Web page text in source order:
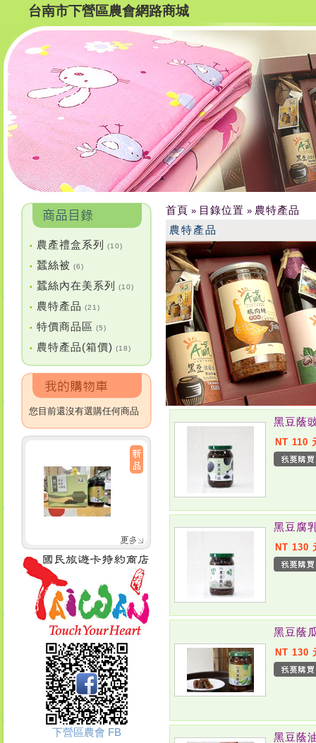
台南市下營區農會網路商城
• 農產禮盒系列 (10)
• 蠶絲被 (6)
• 蠶絲內在美系列 (10)
• 農特產品 (21)
• 特價商品區 (5)
• 農特產品(箱價) (18)
您目前還沒有選購任何商品
下營區農會 FB
首頁 » 目錄位置 » 農特產品
農特產品
黑豆蔭
NT 110
黑豆腐
NT 130
黑豆蔭
NT 130
黑豆蔭